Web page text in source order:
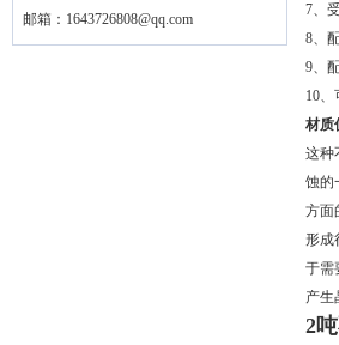
邮箱： 1643726808@qq.com
7、
8、
9、
10
材质
这种
蚀的
方面
形成
于需
产生
2